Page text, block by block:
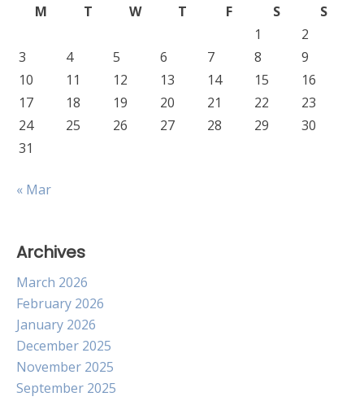
M
T W T F S
S
1
2
3
4 5 6 7 8
9
10
11 12 13 14 15
16
17
18 19 20 21 22
23
24
25 26 27 28 29
30
31
« Mar
Archives
March 2026
February 2026
January 2026
December 2025
November 2025
September 2025